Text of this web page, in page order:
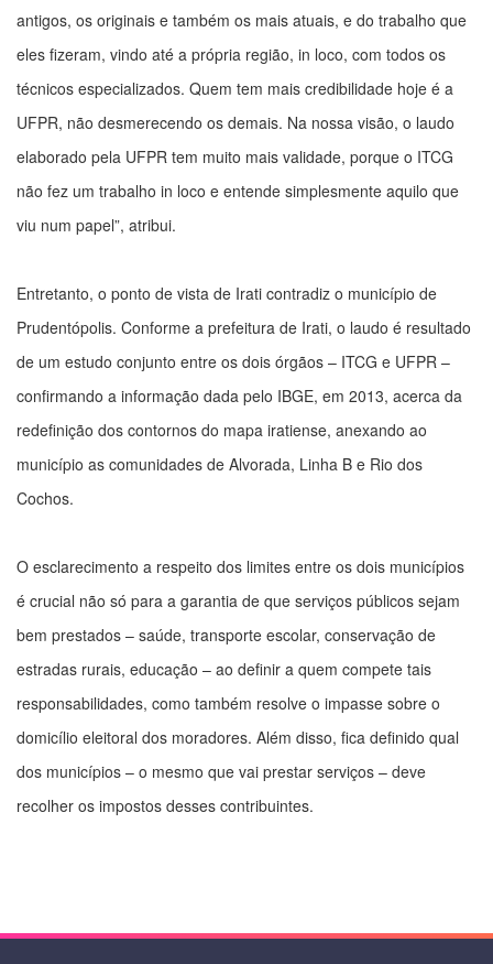
antigos, os originais e também os mais atuais, e do trabalho que
eles fizeram, vindo até a própria região, in loco, com todos os
técnicos especializados. Quem tem mais credibilidade hoje é a
UFPR, não desmerecendo os demais. Na nossa visão, o laudo
elaborado pela UFPR tem muito mais validade, porque o ITCG
não fez um trabalho in loco e entende simplesmente aquilo que
viu num papel”, atribui.
Entretanto, o ponto de vista de Irati contradiz o município de
Prudentópolis. Conforme a prefeitura de Irati, o laudo é resultado
de um estudo conjunto entre os dois órgãos – ITCG e UFPR –
confirmando a informação dada pelo IBGE, em 2013, acerca da
redefinição dos contornos do mapa iratiense, anexando ao
município as comunidades de Alvorada, Linha B e Rio dos
Cochos.
O esclarecimento a respeito dos limites entre os dois municípios
é crucial não só para a garantia de que serviços públicos sejam
bem prestados – saúde, transporte escolar, conservação de
estradas rurais, educação – ao definir a quem compete tais
responsabilidades, como também resolve o impasse sobre o
domicílio eleitoral dos moradores. Além disso, fica definido qual
dos municípios – o mesmo que vai prestar serviços – deve
recolher os impostos desses contribuintes.